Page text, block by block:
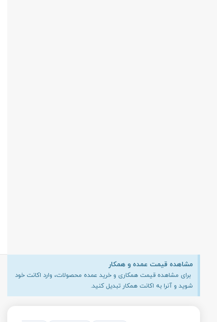
مشاهده قیمت عمده و همکار
برای مشاهده قیمت همکاری و خرید عمده محصولات، وارد اکانت خود
شوید و آنرا به اکانت همکار تبدیل کنید.